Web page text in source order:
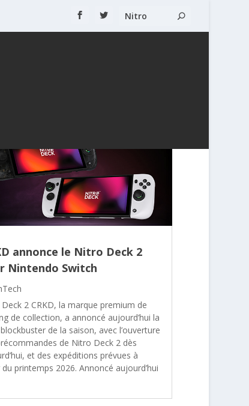
annonce le Nitro Deck 2
Nintendo Switch
2 CRKD, la marque premium de
de collection, a annoncé aujourd’hui la
de la saison, avec l’ouverture
de Nitro Deck 2 dès
et des expéditions prévues à
printemps 2026. Annoncé aujourd’hui